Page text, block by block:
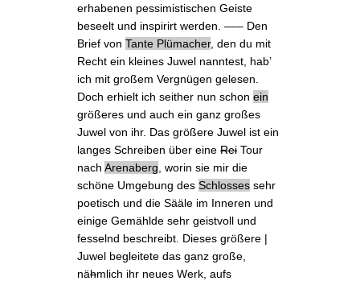
erhabenen pessimistischen Geiste
beseelt und inspirirt werden. ––– Den
Brief vonTante Plümacher, den du mit
Recht ein kleines Juwel nanntest, hab’
ich mit großem Vergnügen gelesen.
Doch erhielt ich seither nun schonein
größeres und auch ein ganz großes
Juwel von ihr. Das größere Juwel istein
langes Schreiben über eineReiTour
nachArenaberg , worin sie mir die
schöne Umgebung desSchlosses sehr
poetisch und die Sääle im Inneren und
einige Gemählde sehr geistvoll und
fesselnd beschreibt. Dieses größere |
Juwel begleitete das ganz große,
nähmlich ihr neues Werk , aufs